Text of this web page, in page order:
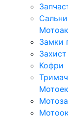
Замки
Кофри